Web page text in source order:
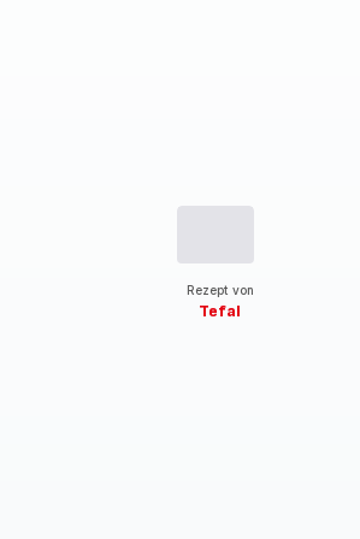
Rezept von
Tefal